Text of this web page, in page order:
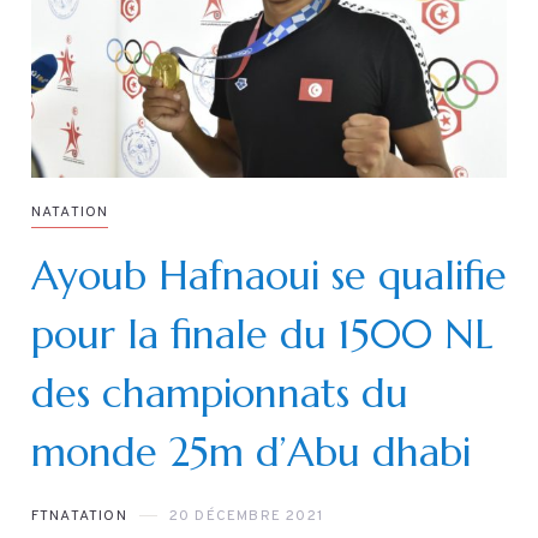
NATATION
Ayoub Hafnaoui se qualifie
pour la finale du 1500 NL
des championnats du
monde 25m d’Abu dhabi
FTNATATION 20 DÉCEMBRE 2021